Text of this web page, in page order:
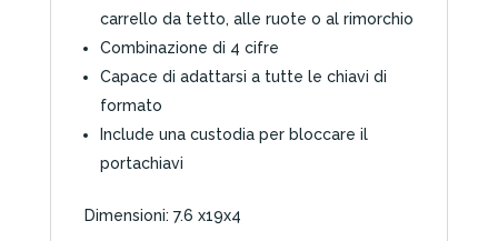
carrello da tetto, alle ruote o al rimorchio
Combinazione di 4 cifre
Capace di adattarsi a tutte le chiavi di
formato
Include una custodia per bloccare il
portachiavi
Dimensioni: 7.6 x19x4